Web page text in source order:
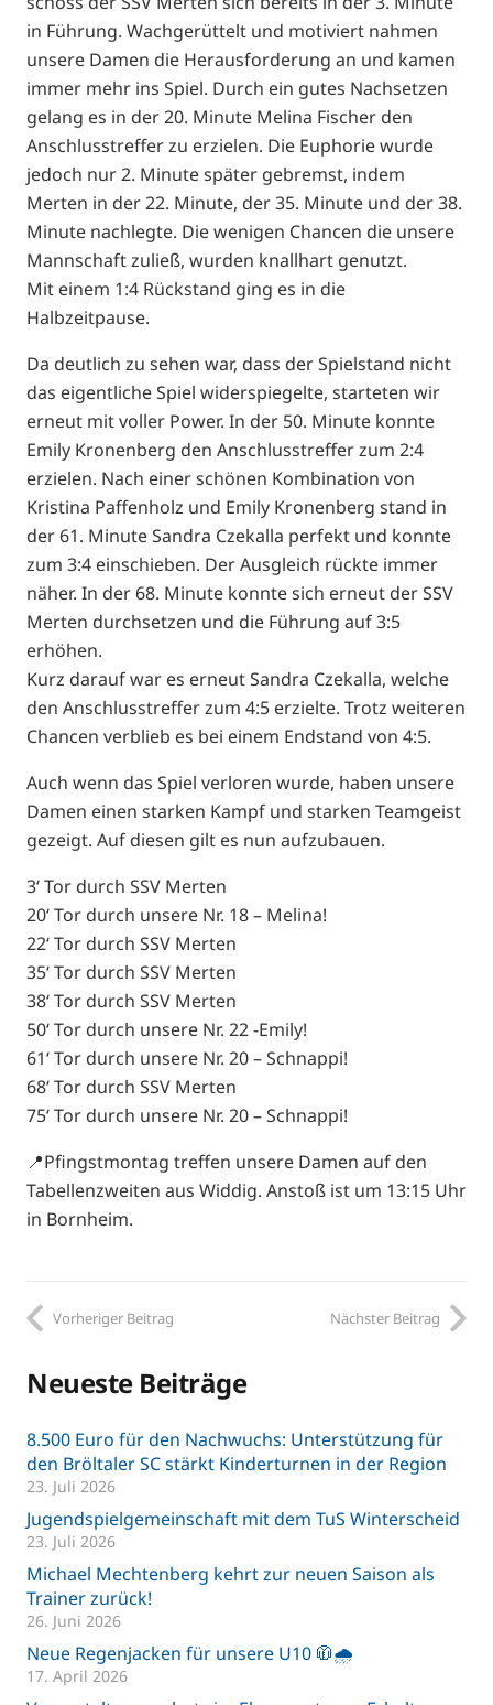
in Führung. Wachgerüttelt und motiviert nahmen
unsere Damen die Herausforderung an und kamen
immer mehr ins Spiel. Durch ein gutes Nachsetzen
gelang es in der 20. Minute Melina Fischer den
Anschlusstreffer zu erzielen. Die Euphorie wurde
jedoch nur 2. Minute später gebremst, indem
Merten in der 22. Minute, der 35. Minute und der 38.
Minute nachlegte. Die wenigen Chancen die unsere
Mannschaft zuließ, wurden knallhart genutzt.
Mit einem 1:4 Rückstand ging es in die
Halbzeitpause.
Da deutlich zu sehen war, dass der Spielstand nicht
das eigentliche Spiel widerspiegelte, starteten wir
erneut mit voller Power. In der 50. Minute konnte
Emily Kronenberg den Anschlusstreffer zum 2:4
erzielen. Nach einer schönen Kombination von
Kristina Paffenholz und Emily Kronenberg stand in
der 61. Minute Sandra Czekalla perfekt und konnte
zum 3:4 einschieben. Der Ausgleich rückte immer
näher. In der 68. Minute konnte sich erneut der SSV
Merten durchsetzen und die Führung auf 3:5
erhöhen.
Kurz darauf war es erneut Sandra Czekalla, welche
den Anschlusstreffer zum 4:5 erzielte. Trotz weiteren
Chancen verblieb es bei einem Endstand von 4:5.
Auch wenn das Spiel verloren wurde, haben unsere
Damen einen starken Kampf und starken Teamgeist
gezeigt. Auf diesen gilt es nun aufzubauen.
3‘ Tor durch SSV Merten
20‘ Tor durch unsere Nr. 18 – Melina!
22‘ Tor durch SSV Merten
35‘ Tor durch SSV Merten
38‘ Tor durch SSV Merten
50‘ Tor durch unsere Nr. 22 -Emily!
61‘ Tor durch unsere Nr. 20 – Schnappi!
68‘ Tor durch SSV Merten
75‘ Tor durch unsere Nr. 20 – Schnappi!
📍Pfingstmontag treffen unsere Damen auf den
Tabellenzweiten aus Widdig. Anstoß ist um 13:15 Uhr
in Bornheim.
Vorheriger Beitrag Nächster Beitrag
Neueste Beiträge
8.500 Euro für den Nachwuchs: Unterstützung für
den Bröltaler SC stärkt Kinderturnen in der Region
23. Juli 2026
Jugendspielgemeinschaft mit dem TuS Winterscheid
23. Juli 2026
Michael Mechtenberg kehrt zur neuen Saison als
Trainer zurück!
26. Juni 2026
Neue Regenjacken für unsere U10 🧥🌧️
17. April 2026